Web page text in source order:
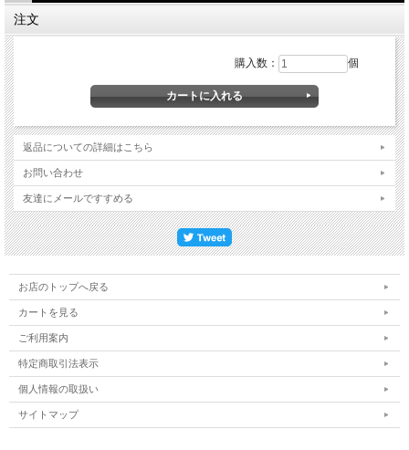
注文
購入数： 個
返品についての詳細はこちら
お問い合わせ
友達にメールですすめる
お店のトップへ戻る
カートを見る
ご利用案内
特定商取引法表示
個人情報の取扱い
サイトマップ